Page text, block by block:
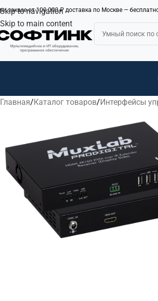
Skip to navigation
Skip to main content
заказе от 100 000 ₽ доставка по Москве —
Главная Каталог товаров Интерфейсы